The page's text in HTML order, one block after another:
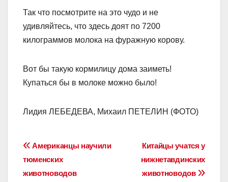
Так что посмотрите на это чудо и не
удивляйтесь, что здесь доят по 7200
килограммов молока на фуражную корову.
Вот бы такую кормилицу дома заиметь!
Купаться бы в молоке можно было!
Лидия ЛЕБЕДЕВА, Михаил ПЕТЕЛИН (ФОТО)
Навигация
по
Китайцы учатся у
нижнетавдинских
животноводов
Американцы научили
тюменских
животноводов